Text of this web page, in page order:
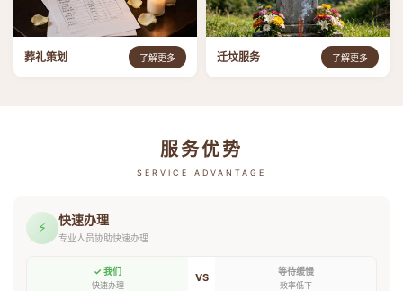
葬礼策划 了解更多 迁坟服务 了解更多
服务优势
SERVICE ADVANTAGE
⚡ 快速办理
专业人员协助快速办理
✓ 我们
快速办理
VS 等待缓慢
效率低下